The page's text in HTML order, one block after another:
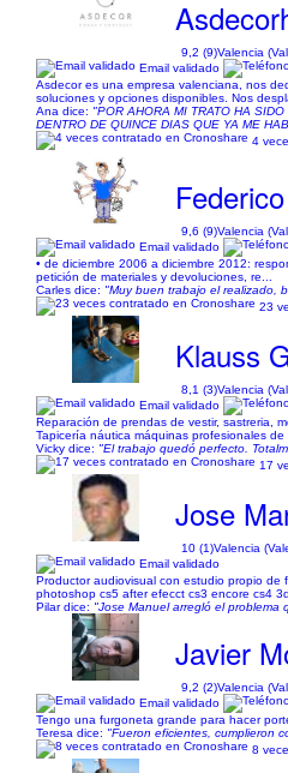
9,2 (9)Valencia
Email validado
Asdecor es una empresa valenciana, nos
soluciones y opciones disponibles. Nos
Ana dice: "POR AHORA MI TRATO HA
DENTRO DE QUINCE DIAS QUE YA ME
4
9,6 (9)Valencia
Email validado
• de diciembre 2006 a diciembre 2012:
petición de materiales y devoluciones, re...
Carles dice: "Muy buen trabajo el realizado,
23
Klauss
8,1 (3)Valencia
Email validado
Reparación de prendas de vestir, sastreria,
Tapicería náutica máquinas profesionales
Vicky dice: "El trabajo quedó perfecto.
17
Jose
10 (1)Valencia
Email validado
Productor audiovisual con estudio propio
photoshop cs5 after efecct cs3 encore cs4
Pilar dice: "Jose Manuel arregló el
Javier
9,2 (2)Valencia
Email validado
Tengo una furgoneta grande para hacer
Teresa dice: "Fueron eficientes, cumplieron
8